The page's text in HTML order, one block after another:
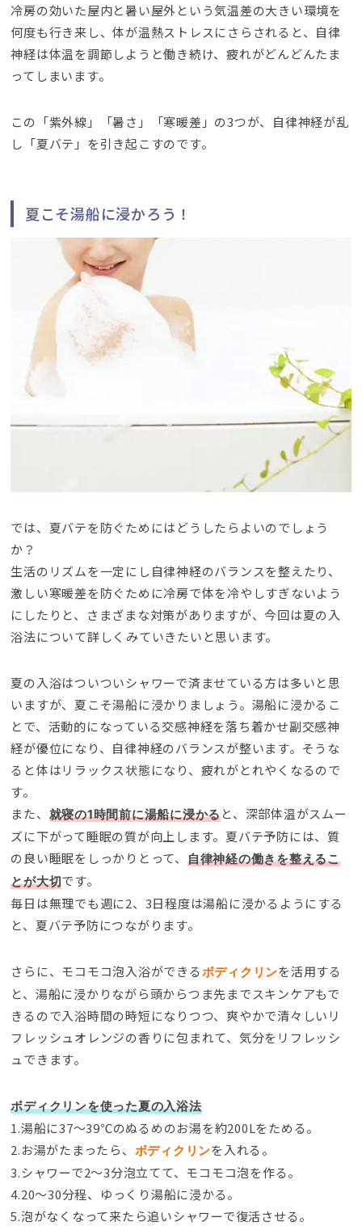
冷房の効いた屋内と暑い屋外という気温差の大きい環境を
何度も行き来し、体が温熱ストレスにさらされると、自律
神経は体温を調節しようと働き続け、疲れがどんどんたま
ってしまいます。
この「紫外線」「暑さ」「寒暖差」の3つが、自律神経が乱
し「夏バテ」を引き起こすのです。
夏こそ湯船に浸かろう！
では、夏バテを防ぐためにはどうしたらよいのでしょう
か？
生活のリズムを一定にし自律神経のバランスを整えたり、
激しい寒暖差を防ぐために冷房で体を冷やしすぎないよう
にしたりと、さまざまな対策がありますが、今回は夏の入
浴法について詳しくみていきたいと思います。
夏の入浴はついついシャワーで済ませている方は多いと思
いますが、夏こそ湯船に浸かりましょう。湯船に浸かるこ
とで、活動的になっている交感神経を落ち着かせ副交感神
経が優位になり、自律神経のバランスが整います。そうな
ると体はリラックス状態になり、疲れがとれやくなるので
す。
また、 就寝の1時間前に湯船に浸かると、深部体温がスムー
ズに下がって睡眠の質が向上します。夏バテ予防には、質
の良い睡眠をしっかりとって、 自律神経の働きを整えるこ
とが大切です。
毎日は無理でも週に2、3日程度は湯船に浸かるようにする
と、夏バテ予防につながります。
さらに、モコモコ泡入浴ができる ボディクリンを活用する
と、湯船に浸かりながら頭からつま先までスキンケアもで
きるので入浴時間の時短になりつつ、爽やかで清々しいリ
フレッシュオレンジの香りに包まれて、気分をリフレッシ
ュできます。
ボディクリンを使った夏の入浴法
1.湯船に37～39℃のぬるめのお湯を約200Lをためる。
2.お湯がたまったら、 ボディクリンを入れる。
3.シャワーで2～3分泡立てて、モコモコ泡を作る。
4.20〜30分程、ゆっくり湯船に浸かる。
5.泡がなくなって来たら追いシャワーで復活させる。